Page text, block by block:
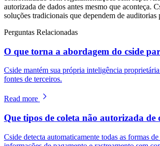
autorizada de dados antes mesmo que aconteça.
soluções tradicionais que dependem de auditorias
Perguntas Relacionadas
O que torna a abordagem do cside
Cside mantém sua própria inteligência
fontes de terceiros.
Read more
Que tipos de coleta não autorizada de
Cside detecta automaticamente todas as formas